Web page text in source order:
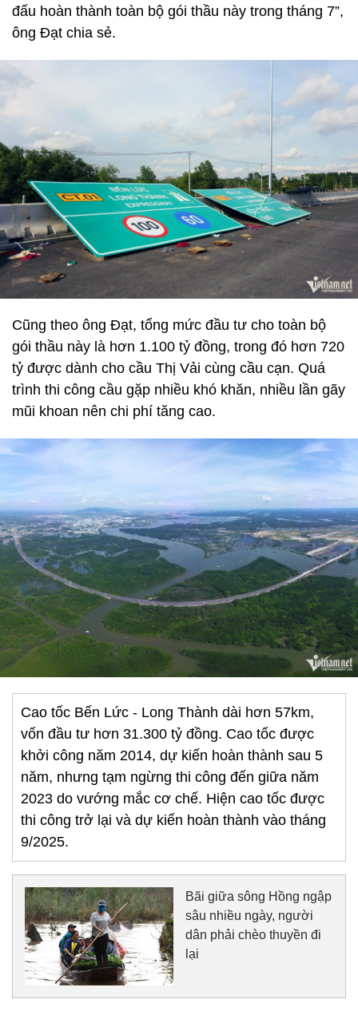
đấu hoàn thành toàn bộ gói thầu này trong tháng 7”,
ông Đạt chia sẻ.
Cũng theo ông Đạt, tổng mức đầu tư cho toàn bộ
gói thầu này là hơn 1.100 tỷ đồng, trong đó hơn 720
tỷ được dành cho cầu Thị Vải cùng cầu cạn. Quá
trình thi công cầu gặp nhiều khó khăn, nhiều lần gãy
mũi khoan nên chi phí tăng cao.
Cao tốc Bến Lức - Long Thành dài hơn 57km,
vốn đầu tư hơn 31.300 tỷ đồng. Cao tốc được
khởi công năm 2014, dự kiến hoàn thành sau 5
năm, nhưng tạm ngừng thi công đến giữa năm
2023 do vướng mắc cơ chế. Hiện cao tốc được
thi công trở lại và dự kiến hoàn thành vào tháng
9/2025.
Bãi giữa sông Hồng ngập
sâu nhiều ngày, người
dân phải chèo thuyền đi
lại